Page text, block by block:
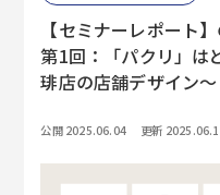
【セミナーレポート
第1回：「パクリ」は
琲店の店舗デザイン～
公開 2025.06.04 更新